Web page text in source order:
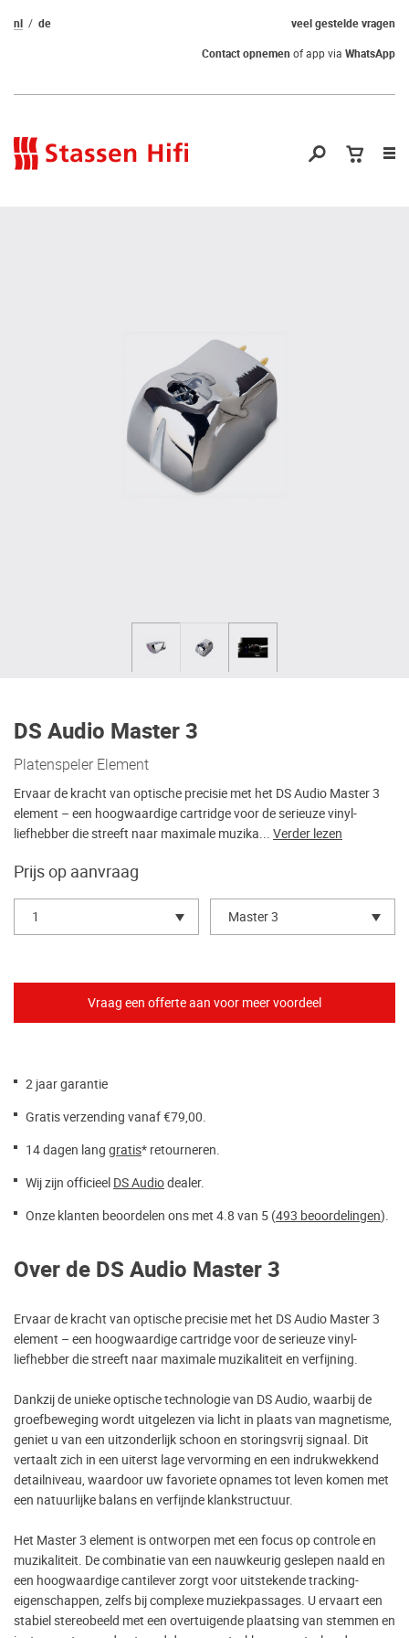
veel gestelde vragen
nl
de
Contact opnemenof app via WhatsApp
DS Audio Master 3
Platenspeler Element
Ervaar de kracht van optische precisie met het DS Audio Master 3
element – een hoogwaardige cartridge voor de serieuze vinyl-
liefhebber die streeft naar maximale muzika... Verder lezen
Prijs op aanvraag
1 Master 3
2 jaar garantie
Gratis verzending vanaf €79,00.
14 dagen lang gratis* retourneren.
Wij zijn officieel DS Audiodealer.
Onze klanten beoordelen ons met 4.8 van 5 (493 beoordelingen).
Over de DS Audio Master 3
Ervaar de kracht van optische precisie met het DS Audio Master 3
element – een hoogwaardige cartridge voor de serieuze vinyl-
liefhebber die streeft naar maximale muzikaliteit en verfijning.
Dankzij de unieke optische technologie van DS Audio, waarbij de
groefbeweging wordt uitgelezen via licht in plaats van magnetisme,
geniet u van een uitzonderlijk schoon en storingsvrij signaal. Dit
vertaalt zich in een uiterst lage vervorming en een indrukwekkend
detailniveau, waardoor uw favoriete opnames tot leven komen met
een natuurlijke balans en verfijnde klankstructuur.
Het Master 3 element is ontworpen met een focus op controle en
muzikaliteit. De combinatie van een nauwkeurig geslepen naald en
een hoogwaardige cantilever zorgt voor uitstekende tracking-
eigenschappen, zelfs bij complexe muziekpassages. U ervaart een
stabiel stereobeeld met een overtuigende plaatsing van stemmen en